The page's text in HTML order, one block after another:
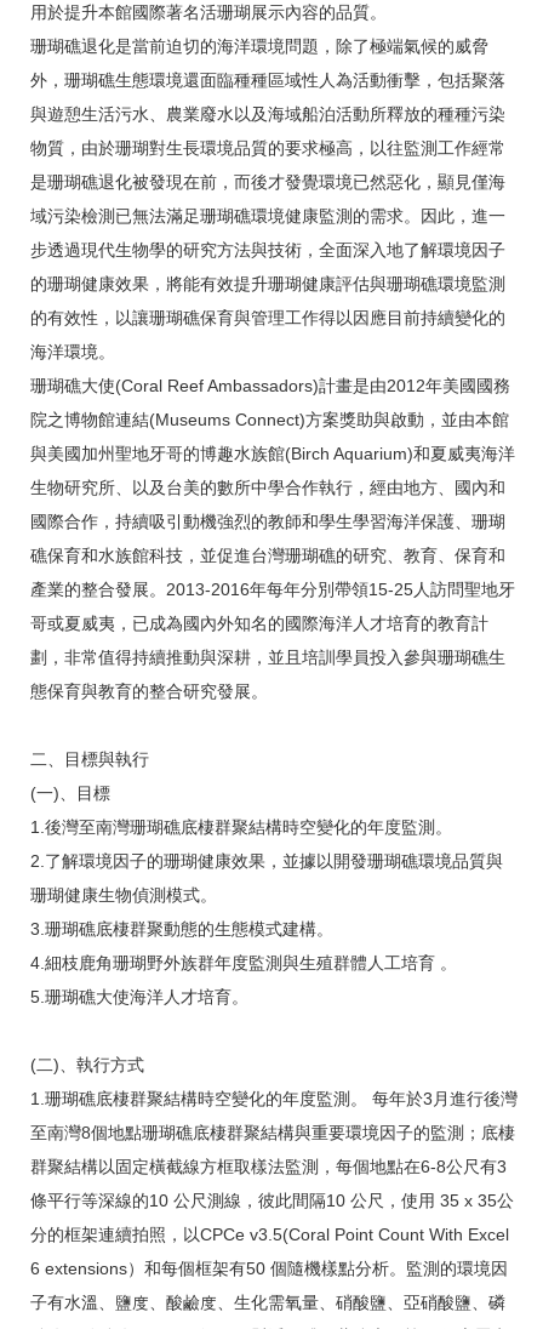
用於提升本館國際著名活珊瑚展示內容的品質。
珊瑚礁退化是當前迫切的海洋環境問題，除了極端氣候的威脅
外，珊瑚礁生態環境還面臨種種區域性人為活動衝擊，包括聚落
與遊憩生活污水、農業廢水以及海域船泊活動所釋放的種種污染
物質，由於珊瑚對生長環境品質的要求極高，以往監測工作經常
是珊瑚礁退化被發現在前，而後才發覺環境已然惡化，顯見僅海
域污染檢測已無法滿足珊瑚礁環境健康監測的需求。因此，進一
步透過現代生物學的研究方法與技術，全面深入地了解環境因子
的珊瑚健康效果，將能有效提升珊瑚健康評估與珊瑚礁環境監測
的有效性，以讓珊瑚礁保育與管理工作得以因應目前持續變化的
海洋環境。
珊瑚礁大使(Coral Reef Ambassadors)計畫是由2012年美國國務
院之博物館連結(Museums Connect)方案獎助與啟動，並由本館
與美國加州聖地牙哥的博趣水族館(Birch Aquarium)和夏威夷海洋
生物研究所、以及台美的數所中學合作執行，經由地方、國內和
國際合作，持續吸引動機強烈的教師和學生學習海洋保護、珊瑚
礁保育和水族館科技，並促進台灣珊瑚礁的研究、教育、保育和
產業的整合發展。2013-2016年每年分別帶領15-25人訪問聖地牙
哥或夏威夷，已成為國內外知名的國際海洋人才培育的教育計
劃，非常值得持續推動與深耕，並且培訓學員投入參與珊瑚礁生
態保育與教育的整合研究發展。
二、目標與執行
(一)、目標
1.後灣至南灣珊瑚礁底棲群聚結構時空變化的年度監測。
2.了解環境因子的珊瑚健康效果，並據以開發珊瑚礁環境品質與
珊瑚健康生物偵測模式。
3.珊瑚礁底棲群聚動態的生態模式建構。
4.細枝鹿角珊瑚野外族群年度監測與生殖群體人工培育 。
5.珊瑚礁大使海洋人才培育。
(二)、執行方式
1.珊瑚礁底棲群聚結構時空變化的年度監測。 每年於3月進行後灣
至南灣8個地點珊瑚礁底棲群聚結構與重要環境因子的監測；底棲
群聚結構以固定橫截線方框取樣法監測，每個地點在6-8公尺有3
條平行等深線的10 公尺測線，彼此間隔10 公尺，使用 35 x 35公
分的框架連續拍照，以CPCe v3.5(Coral Point Count With Excel
6 extensions）和每個框架有50 個隨機樣點分析。監測的環境因
子有水溫、鹽度、酸鹼度、生化需氧量、硝酸鹽、亞硝酸鹽、磷